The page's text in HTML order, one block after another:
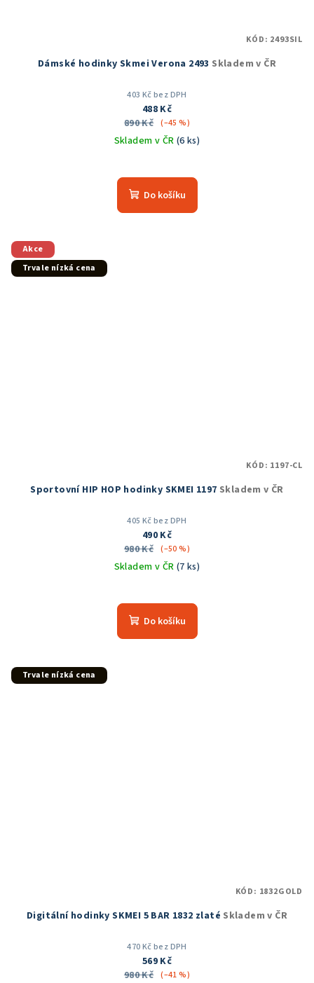
Dámské hodinky Skmei Verona 2493 Skladem v ČR
403 Kč bez DPH
488 Kč
890 Kč (–45 %)
Skladem v ČR (6 ks)
hodnocení
produktu
Do košíku
KÓD: 2493SIL
Akce
Trvale nízká cena
Sportovní HIP HOP hodinky SKMEI 1197 Skladem v ČR
405 Kč bez DPH
490 Kč
980 Kč (–50 %)
Skladem v ČR (7 ks)
hodnocení
produktu
Do košíku
KÓD: 1197-CL
Trvale nízká cena
Digitální hodinky SKMEI 5 BAR 1832 zlaté Skladem v ČR
470 Kč bez DPH
569 Kč
980 Kč (–41 %)
KÓD: 1832GOLD